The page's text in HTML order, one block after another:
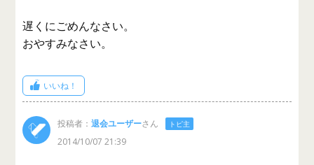
遅くにごめんなさい。
おやすみなさい。
いいね！
投稿者：退会ユーザーさん トピ主
2014/10/07 21:39